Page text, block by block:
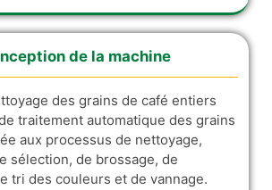
de la machine
des grains de café entiers
traitement automatique des grains
aux processus de nettoyage,
sélection, de brossage, de
tri des couleurs et de vannage.